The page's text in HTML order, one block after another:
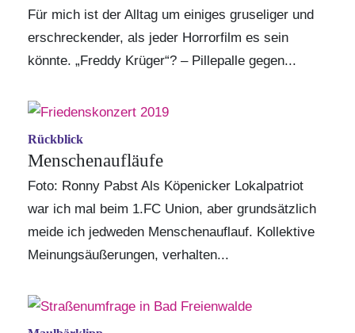
Für mich ist der Alltag um einiges gruseliger und
erschreckender, als jeder Horrorfilm es sein
könnte. „Freddy Krüger“? – Pillepalle gegen...
Rückblick
Menschenaufläufe
Foto: Ronny Pabst Als Köpenicker Lokalpatriot
war ich mal beim 1.FC Union, aber grundsätzlich
meide ich jedweden Menschenauflauf. Kollektive
Meinungsäußerungen, verhalten...